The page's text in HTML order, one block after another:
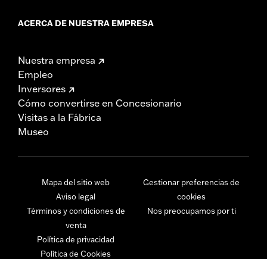
ACERCA DE NUESTRA EMPRESA
Nuestra empresa
Empleo
Inversores
Cómo convertirse en Concesionario
Visitas a la Fábrica
Museo
Mapa del sitio web
Aviso legal
Términos y condiciones de
venta
Política de privacidad
Política de Cookies
Gestionar preferencias de
cookies
Nos preocupamos por ti